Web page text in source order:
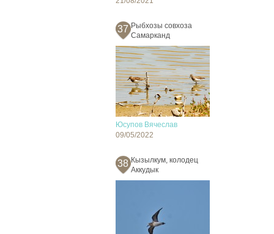
37 Рыбхозы совхоза
Самарканд
Юсупов Вячеслав
09/05/2022
38 Кызылкум, колодец
Аккудык